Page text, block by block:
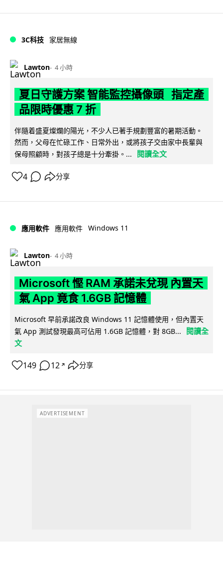
3C科技 家居無線
Lawton 4 小時
夏日守護方案 智能監控攝像頭 指定產
品限時優惠 7 折
伴隨着盛夏燦爛的陽光，不少人已著手規劃豐富的暑期活動。
然而，父母在忙碌工作、日常外出，或將孩子交由家中長輩與
保母照顧時，對孩子總是十分牽掛。...
閱讀全文
4 分享
應用軟件 應用軟件 Windows 11
Lawton 4 小時
Microsoft 慳 RAM 承諾未兌現 內置天
氣 App 竟食 1.6GB 記憶體
Microsoft 早前承諾改良 Windows 11 記憶體使用，但內置天
氣 App 測試發現最高可佔用 1.6GB 記憶體，對 8GB...
閱讀全
文
149 12 ↗ 分享
ADVERTISEMENT